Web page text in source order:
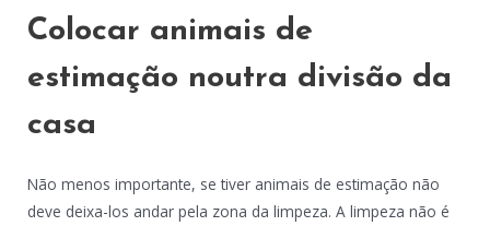
Colocar animais de
estimação noutra divisão da
casa
Não menos importante, se tiver animais de estimação não
deve deixa-los andar pela zona da limpeza. A limpeza não é